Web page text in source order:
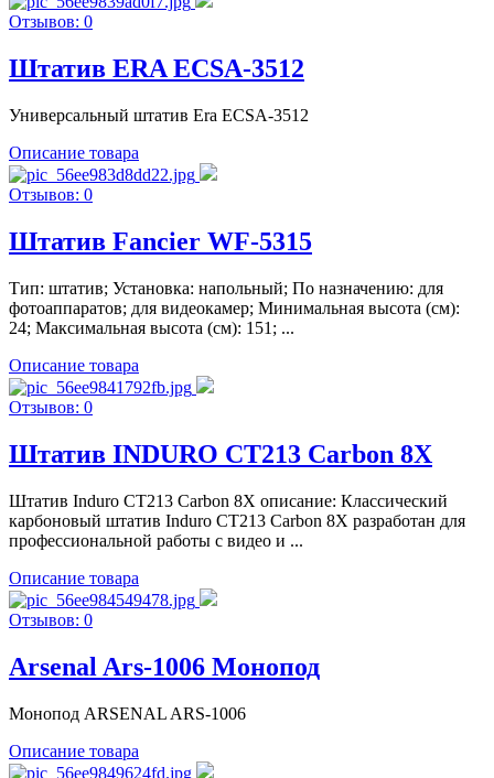
Отзывов: 0
Штатив ERA ECSA-3512
Универсальный штатив Era ECSA-3512
Описание товара
Отзывов: 0
Штатив Fancier WF-5315
Тип: штатив; Установка: напольный; По назначению: для
фотоаппаратов; для видеокамер; Минимальная высота (см):
24; Максимальная высота (см): 151; ...
Описание товара
Отзывов: 0
Штатив INDURO CT213 Carbon 8X
Штатив Induro CT213 Carbon 8X описание: Классический
карбоновый штатив Induro CT213 Carbon 8X разработан для
профессиональной работы с видео и ...
Описание товара
Отзывов: 0
Arsenal Ars-1006 Монопод
Монопод ARSENAL ARS-1006
Описание товара